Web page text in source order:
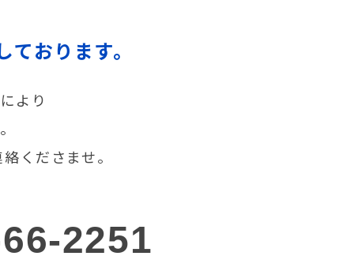
おります。
より
くださませ。
2251